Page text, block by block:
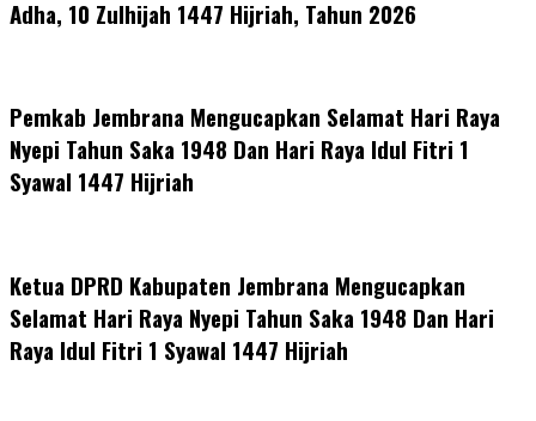
Adha, 10 Zulhijah 1447 Hijriah, Tahun 2026
Pemkab Jembrana Mengucapkan Selamat Hari Raya
Nyepi Tahun Saka 1948 Dan Hari Raya Idul Fitri 1
Syawal 1447 Hijriah
Ketua DPRD Kabupaten Jembrana Mengucapkan
Selamat Hari Raya Nyepi Tahun Saka 1948 Dan Hari
Raya Idul Fitri 1 Syawal 1447 Hijriah